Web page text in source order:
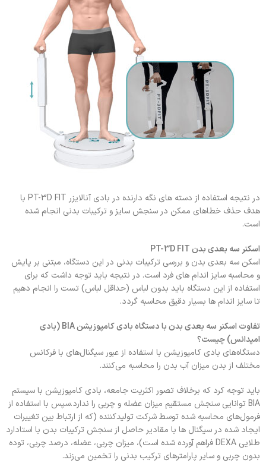
در نتیجه استفاده از دسته های نگه دارنده در بادی آنالایزر PT-3D FIT با
هدف حذف خطاهای ممکن در سنجش سایز و ترکیبات بدنی انجام شده
است.
اسکنر سه بعدی بدن PT-3D FIT
اسکن سه بعدی بدن و بررسی ترکیبات بدنی در این دستگاه، مبتنی بر پایش
و محاسبه سایز اندام های فرد است. در نتیجه باید توجه داشت که برای
استفاده از این دستگاه باید بدون لباس (حداقل لباس) تست را انجام دهیم
تا سایز اندام ها بسیار دقیق محاسبه گردد.
تفاوت اسکنر سه بعدی بدن با دستگاه بادی کامپوزیشن BIA (بادی
امپدانس) چیست؟
دستگاه‌های بادی کامپوزیشن با استفاده از عبور سیگنال‌های با فرکانس
مختلف از بدن میزان آب بدن را محاسبه می‌کنند.
باید توجه کرد که برخلاف تصور اکثریت جامعه، بادی کامپوزیشن با سیستم
BIA توانایی سنجش مستقیم میزان عضله و چربی را ندارد.سپس با استفاده از
فرمول‌های محاسبه شده توسط شرکت تولیدکننده (که از ارتباط بین تغییرات
ایجاد شده در سیگنال ها با مقادیر حاصل از سنجش ترکیبات بدن با استادارد
طلایی DEXA فراهم آورده شده است)، میزان چربی، عضله، درصد چربی، توده
بدون چربی و سایر پارامترهای ترکیب بدنی را تخمین می‌زند.